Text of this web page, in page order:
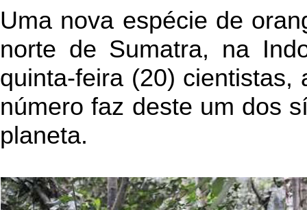
Uma nova espécie de
norte de Sumatra, na
quinta-feira (20) cientistas,
número faz deste um dos
planeta.